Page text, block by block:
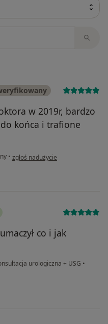
w 2019r, bardzo
końca i trafione
• w opinii użytkownika Daniel
zgłoś nadużycie
co i jak
urologiczna + USG •